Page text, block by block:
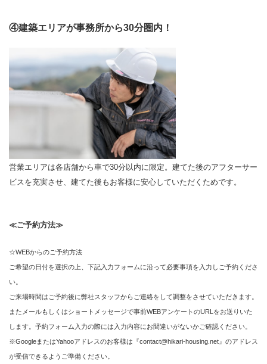
④建築エリアが事務所から30分圏内！
営業エリアは各店舗から車で30分以内に限定。建てた後のアフターサー
ビスを充実させ、建てた後もお客様に安心していただくためです。
≪ご予約方法≫
☆WEBからのご予約方法
ご希望の日付を選択の上、下記入力フォームに沿って必要事項を入力しご予約くださ
い。
ご来場時間はご予約後に弊社スタッフからご連絡をして調整をさせていただきます。
またメールもしくはショートメッセージで事前WEBアンケートのURLをお送りいた
します。予約フォーム入力の際には入力内容にお間違いがないかご確認ください。
※GoogleまたはYahooアドレスのお客様は『contact@hikari-housing.net』のアドレス
が受信できるようご準備ください。